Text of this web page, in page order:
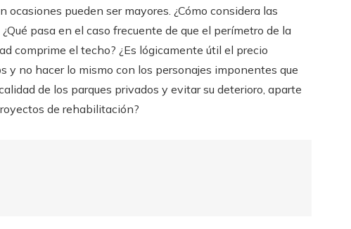
pueden ser mayores. ¿Cómo considera las
pasa en el caso frecuente de que el perímetro de la
comprime el techo? ¿Es lógicamente útil el precio
y no hacer lo mismo con los personajes imponentes que
de los parques privados y evitar su deterioro, aparte
de rehabilitación?